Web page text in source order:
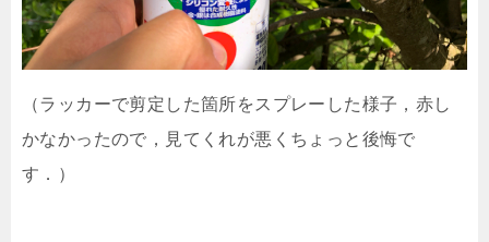
（ラッカーで剪定した箇所をスプレーした様子，赤し
かなかったので，見てくれが悪くちょっと後悔で
す．）